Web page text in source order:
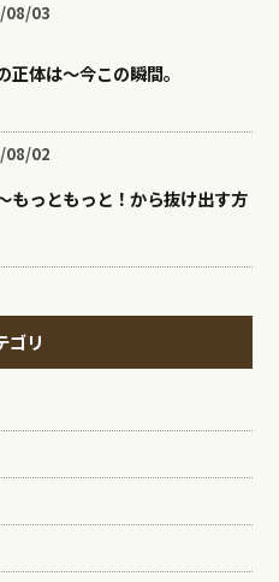
08/03
正体は〜今この瞬間。
08/02
もっともっと！から抜け出す方
ゴリ